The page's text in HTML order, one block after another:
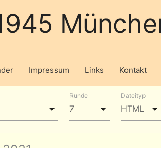
Impressum Links Kontakt
Runde Dateityp